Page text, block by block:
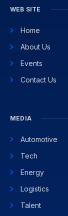
WEB SITE
Home
About Us
Events
Contact Us
MEDIA
Automotive
Tech
Energy
Logistics
Talent